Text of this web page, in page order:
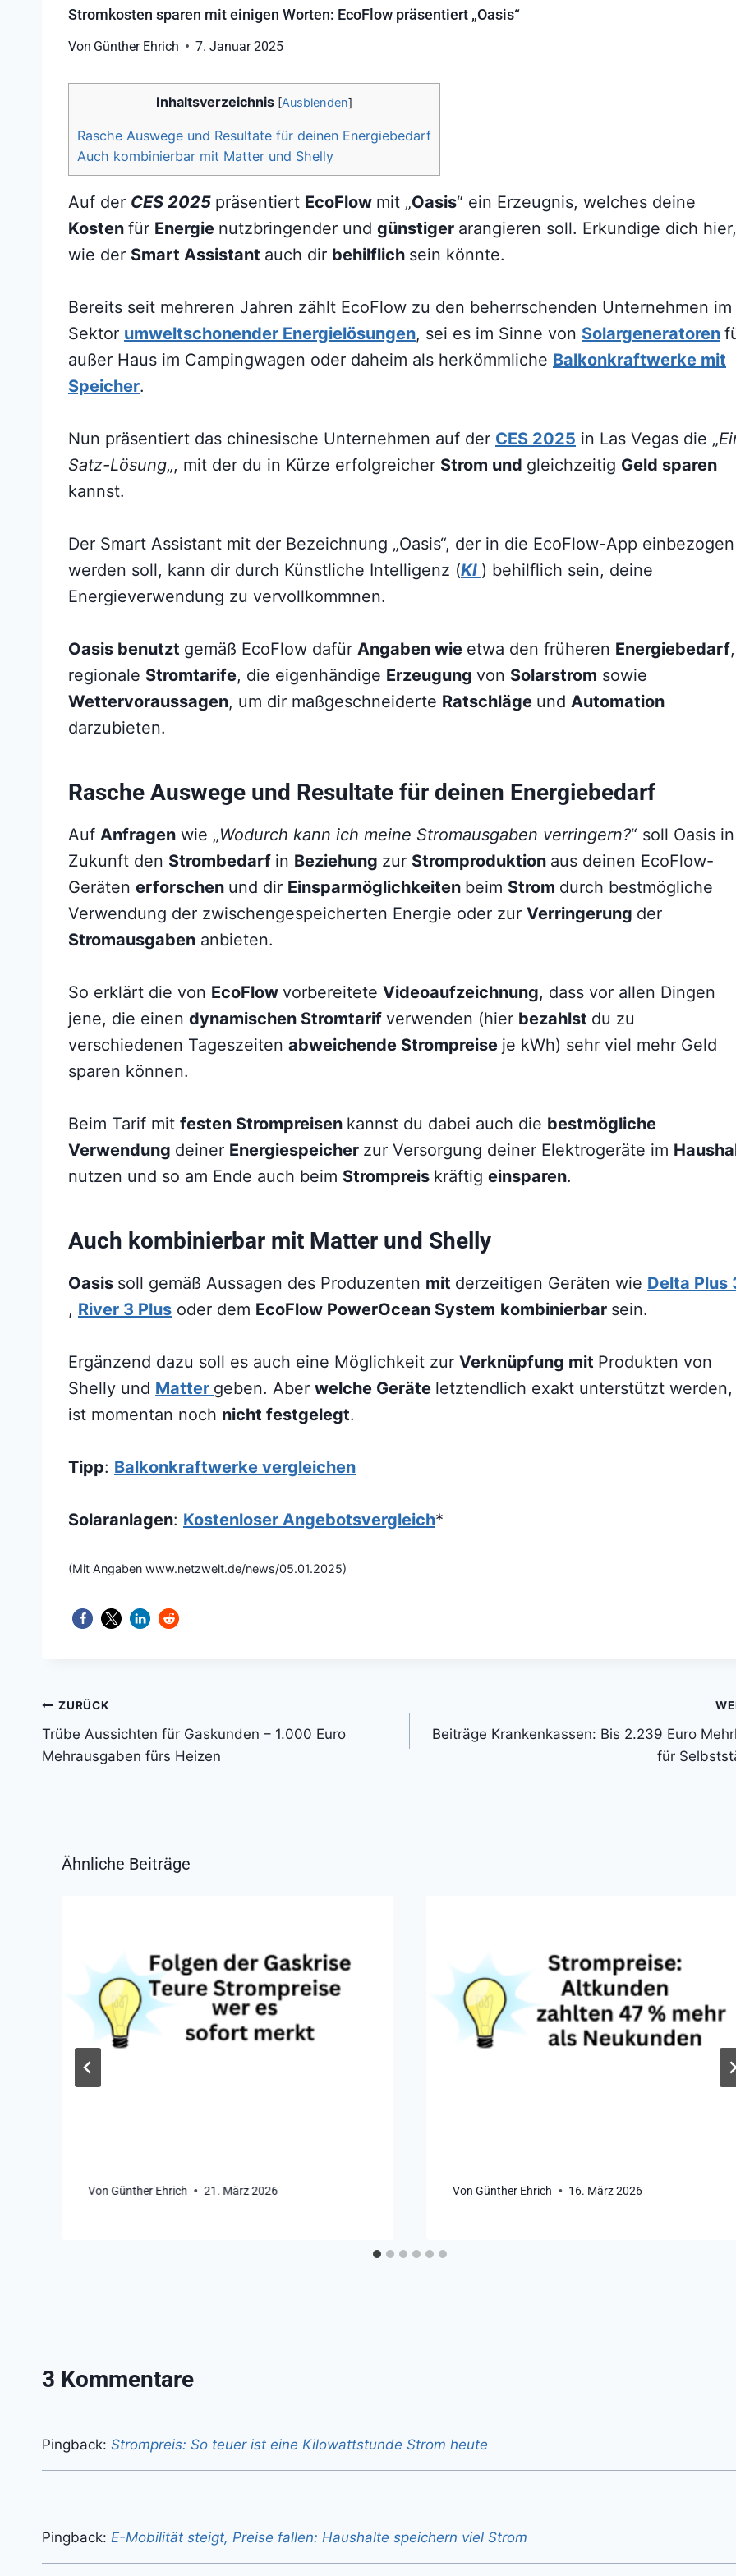
Stromkosten sparen mit einigen Worten: EcoFlow präsentiert „Oasis“
Von Günther Ehrich 7. Januar 2025
Inhaltsverzeichnis [Ausblenden]
Rasche Auswege und Resultate für deinen Energiebedarf
Auch kombinierbar mit Matter und Shelly
Auf der CES 2025 präsentiert EcoFlow mit „Oasis“ ein Erzeugnis, welches deine
Kosten für Energie nutzbringender und günstiger arangieren soll. Erkundige dich hier,
wie der Smart Assistant auch dir behilflich sein könnte.
Bereits seit mehreren Jahren zählt EcoFlow zu den beherrschenden Unternehmen im
Sektor umweltschonender Energielösungen, sei es im Sinne von Solargeneratoren
außer Haus im Campingwagen oder daheim als herkömmliche Balkonkraftwerke mit
Speicher.
Nun präsentiert das chinesische Unternehmen auf der CES 2025 in Las Vegas die „
Satz-Lösung„, mit der du in Kürze erfolgreicher Strom und gleichzeitig Geld sparen
kannst.
Der Smart Assistant mit der Bezeichnung „Oasis“, der in die EcoFlow-App einbezogen
werden soll, kann dir durch Künstliche Intelligenz (KI ) behilflich sein, deine
Energieverwendung zu vervollkommnen.
Oasis benutzt gemäß EcoFlow dafür Angaben wie etwa den früheren Energiebedarf,
regionale Stromtarife, die eigenhändige Erzeugung von Solarstrom sowie
Wettervoraussagen, um dir maßgeschneiderte Ratschläge und Automation
darzubieten.
Rasche Auswege und Resultate für deinen Energiebedarf
Auf Anfragen wie „Wodurch kann ich meine Stromausgaben verringern?“ soll Oasis in
Zukunft den Strombedarf in Beziehung zur Stromproduktion aus deinen EcoFlow-
Geräten erforschen und dir Einsparmöglichkeiten beim Strom durch bestmögliche
Verwendung der zwischengespeicherten Energie oder zur Verringerung der
Stromausgaben anbieten.
So erklärt die von EcoFlow vorbereitete Videoaufzeichnung, dass vor allen Dingen
jene, die einen dynamischen Stromtarif verwenden (hier bezahlst du zu
verschiedenen Tageszeiten abweichende Strompreise je kWh) sehr viel mehr Geld
sparen können.
Beim Tarif mit festen Strompreisen kannst du dabei auch die bestmögliche
Verwendung deiner Energiespeicher zur Versorgung deiner Elektrogeräte im
nutzen und so am Ende auch beim Strompreis kräftig einsparen.
Auch kombinierbar mit Matter und Shelly
Oasis soll gemäß Aussagen des Produzenten mit derzeitigen Geräten wie Delta Plus
, River 3 Plus oder dem EcoFlow PowerOcean System kombinierbar sein.
Ergänzend dazu soll es auch eine Möglichkeit zur Verknüpfung mit Produkten von
Shelly und Matter geben. Aber welche Geräte letztendlich exakt unterstützt werden,
ist momentan noch nicht festgelegt.
Tipp: Balkonkraftwerke vergleichen
Solaranlagen: Kostenloser Angebotsvergleich*
(Mit Angaben www.netzwelt.de/news/05.01.2025)
Beitragsnavigation
ZURÜCK
Trübe Aussichten für Gaskunden – 1.000 Euro
Mehrausgaben fürs Heizen
Beiträge Krankenkassen: Bis 2.239 Euro
für
Ähnliche Beiträge
VonGünther Ehrich 21. März 2026 Von Günther Ehrich 16. März 2026
3 Kommentare
Pingback: Strompreis: So teuer ist eine Kilowattstunde Strom heute
Pingback: E-Mobilität steigt, Preise fallen: Haushalte speichern viel Strom